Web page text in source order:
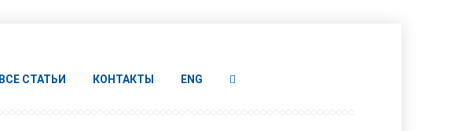
ВСЕ СТАТЬИ КОНТАКТЫ ENG